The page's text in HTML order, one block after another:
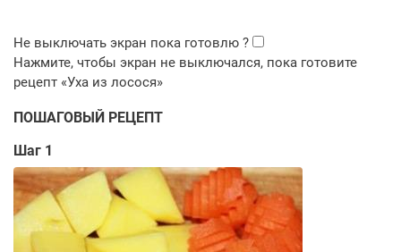
ПОШАГОВЫЙ РЕЦЕПТ
Шаг 1